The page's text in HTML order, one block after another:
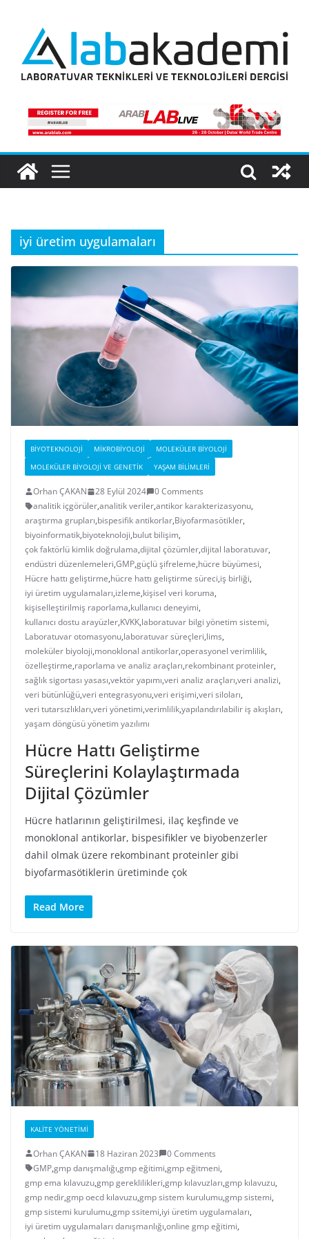
content
iyi üretim uygulamaları
BIYOTEKNOLOJI MIKROBIYOLOJI
MOLEKÜLER BIYOLOJI
MOLEKÜLER BIYOLOJI VE GENETIK
YAŞAM BILIMLERI
Orhan ÇAKAN 28 Eylül 2024
0 Comments
analitik içgörüler,analitik veriler,antikor karakterizasyonu,
araştırma grupları,bispesifik antikorlar,Biyofarmasötikler,
biyoinformatik,biyoteknoloji,bulut bilişim,
çok faktörlü kimlik doğrulama,dijital çözümler,dijital laboratuvar,
endüstri düzenlemeleri,GMP,güçlü şifreleme,hücre büyümesi,
Hücre hattı geliştirme,hücre hattı geliştirme süreci,iş birliği,
iyi üretim uygulamaları,izleme,kişisel veri koruma,
kişiselleştirilmiş raporlama,kullanıcı deneyimi,
kullanıcı dostu arayüzler,KVKK,laboratuvar bilgi yönetim sistemi,
Laboratuvar otomasyonu,laboratuvar süreçleri,lims,
moleküler biyoloji,monoklonal antikorlar,operasyonel verimlilik,
özelleştirme,raporlama ve analiz araçları,rekombinant proteinler,
sağlık sigortası yasası,vektör yapımı,veri analiz araçları,veri analizi,
veri bütünlüğü,veri entegrasyonu,veri erişimi,veri siloları,
veri tutarsızlıkları,veri yönetimi,verimlilik,yapılandırılabilir iş akışları,
yaşam döngüsü yönetim yazılımı
Hücre Hattı Geliştirme
Süreçlerini Kolaylaştırmada
Dijital Çözümler
Hücre hatlarının geliştirilmesi, ilaç keşfinde ve
monoklonal antikorlar, bispesifikler ve biyobenzerler
dahil olmak üzere rekombinant proteinler gibi
biyofarmasötiklerin üretiminde çok
Read More
KALITE YÖNETIMI
Orhan ÇAKAN 18 Haziran 2023
0 Comments
GMP,gmp danışmalığı,gmp eğitimi,gmp eğitmeni,
gmp ema kılavuzu,gmp gereklilikleri,gmp kılavuzları,gmp kılavuzu,
gmp nedir,gmp oecd kılavuzu,gmp sistem kurulumu,gmp sistemi,
gmp sistemi kurulumu,gmp ssitemi,iyi üretim uygulamaları,
iyi üretim uygulamaları danışmanlığı,online gmp eğitimi,